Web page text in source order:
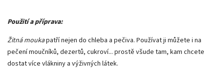
Použití a příprava:
Žitná moukapatří nejen do chleba a pečiva. Používat ji můžete i na
pečení moučníků, dezertů, cukroví... prostě všude tam, kam chcete
dostat více vlákniny a výživných látek.